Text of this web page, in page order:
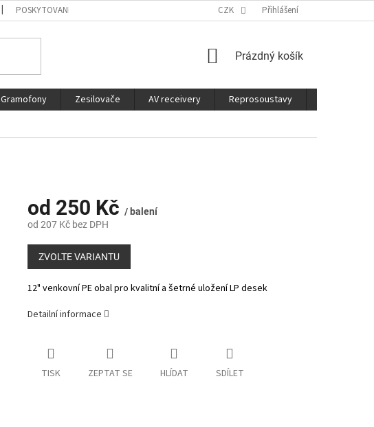
POSKYTOVANÉ SLUŽBY CZK Přihlášení
NÁKUPNÍ
Prázdný košík
Gramofony Zesilovače AV receivery Reprosoustavy
od 250 Kč / balení
od 207 Kčbez DPH
Měrná
cena:
ZVOLTE VARIANTU
12" venkovní PE obal pro kvalitní a šetrné uložení LP desek
Detailní informace
TISK ZEPTAT SE HLÍDAT SDÍLET